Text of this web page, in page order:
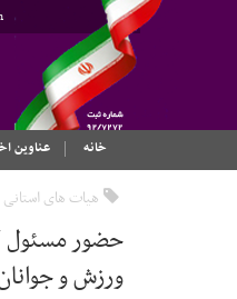
خانه
عناوین
هیات های استانی
حضور مسئول
ورزش و